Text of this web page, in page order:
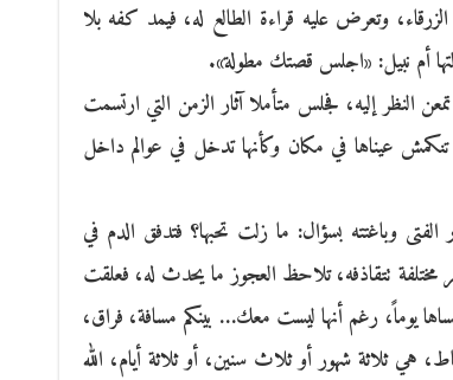
وتعرض عليه قراءة الطالع له، فيمد كفه بلا
أم نبيل: «اجلس قصتك مطولة».
النظر إليه، فجلس متأملا آثار الزمن التي ارتسمت
عيناها في مكان وكأنها تدخل في عوالم داخل
وباغتته بسؤال: ما زلت تحبها؟ فتدفق الدم في
تتقاذفه، تلاحظ العجوز ما يحدث له، فعلقت
يوماً، رغم أنها ليست معك… بينكم مسافة، فراق،
هي ثلاثة شهور أو ثلاث سنين، أو ثلاثة أيام، الله